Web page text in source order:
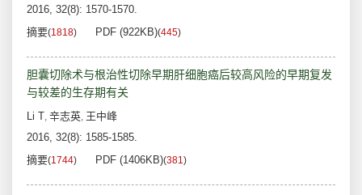
2016, 32(8): 1570-1570.
摘要(1818) PDF (922KB)(445)
胆囊切除术与根治性切除早期肝细胞癌后较高风险的早期复发
与较差的生存期有关
Li T, 辛志英, 王中峰
2016, 32(8): 1585-1585.
摘要(1744) PDF (1406KB)(381)